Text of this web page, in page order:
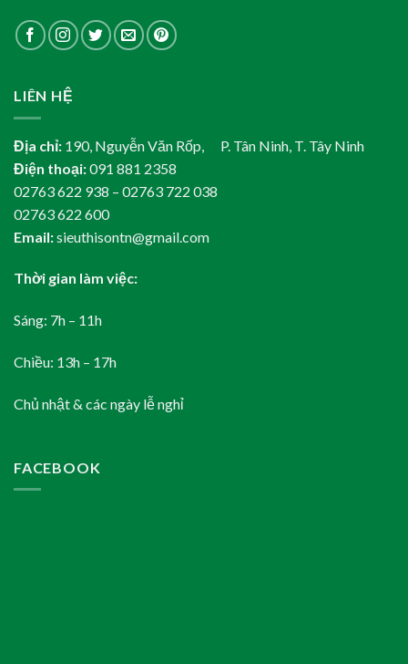
LIÊN HỆ
Địa chỉ: 190, Nguyễn Văn Rốp, P. Tân Ninh, T. Tây Ninh
Điện thoại:091 881 2358
02763 622 938 – 02763 722 038
02763 622 600
Email:sieuthisontn@gmail.com
Thời gian làm việc:
Sáng: 7h – 11h
Chiều: 13h – 17h
Chủ nhật & các ngày lễ nghỉ
FACEBOOK